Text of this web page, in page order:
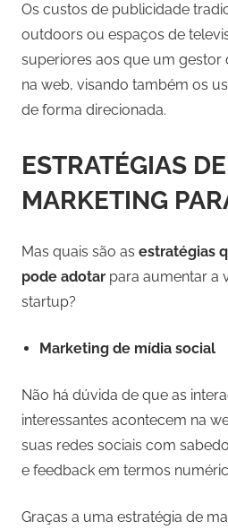
Os custos de publicidade
outdoors ou espaços de
superiores aos que um gestor
na web, visando também os
de forma direcionada.
ESTRATÉGIAS
MARKETING
Mas quais são as estratégias
pode adotar para aumentar a
startup?
Marketing de mídia social
Não há dúvida de que as
interessantes acontecem na
suas redes sociais com
e feedback em termos
Graças a uma estratégia de